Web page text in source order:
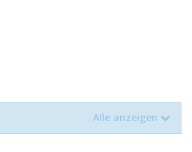
Alle anzeigen